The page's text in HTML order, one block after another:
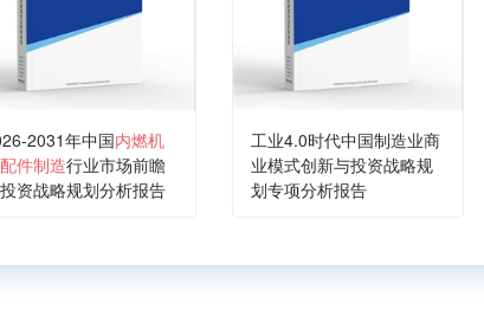
2031年中国内燃机
件制造行业市场前瞻
资战略规划分析报告
工业4.0时代中国制造业商
业模式创新与投资战略规
划专项分析报告